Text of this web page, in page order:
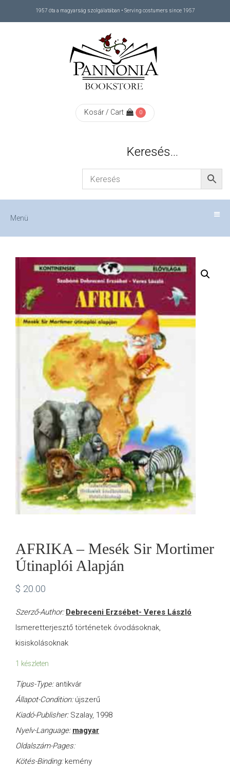
1957 óta a magyarság szolgálatában • Serving costumers since 1957
Kosár / Cart 0
Keresés…
Menü
SHOP
KAPCSOLAT
CONTACT
AFRIKA – Mesék Sir Mortimer
Útinaplói Alapján
$ 20.00
Szerző-Author: Debreceni Erzsébet- Veres László
Ismeretterjesztő történetek óvodásoknak,
kisiskolásoknak
1 készleten
Típus-Type: antikvár
Állapot-Condition: újszerű
Kiadó-Publisher: Szalay, 1998
Nyelv-Language: magyar
Oldalszám-Pages:
Kötés-Binding: kemény